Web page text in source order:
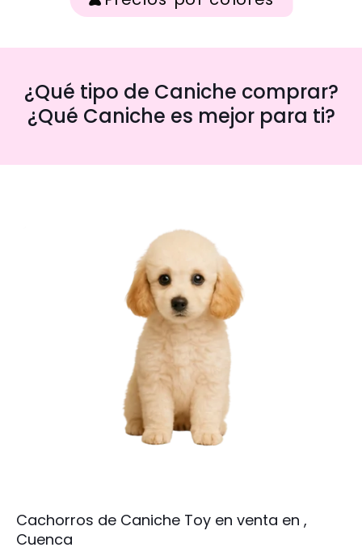
¿Qué tipo de Caniche comprar?
¿Qué Caniche es mejor para ti?
Cachorros de Caniche Toy en venta en ,
Cuenca